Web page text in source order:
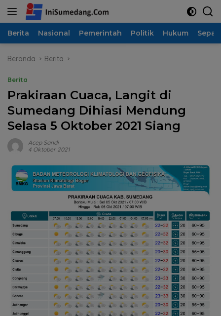
Langsung
Berita Nasional Pemerintah Politik Hukum
Beranda Berita
Berita
Prakiraan Cuaca, Langit di
Sumedang Dihiasi Mendung
Selasa 5 Oktober 2021 Siang
Acep Sandi
4 Oktober 2021